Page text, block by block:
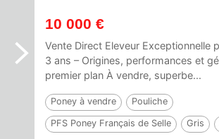
10 000 €
Vente Direct Eleveur Exceptionnelle
3 ans – Origines, performances et
premier plan À vendre, superbe...
Poney à vendre Pouliche
PFS Poney Français de Selle Gris